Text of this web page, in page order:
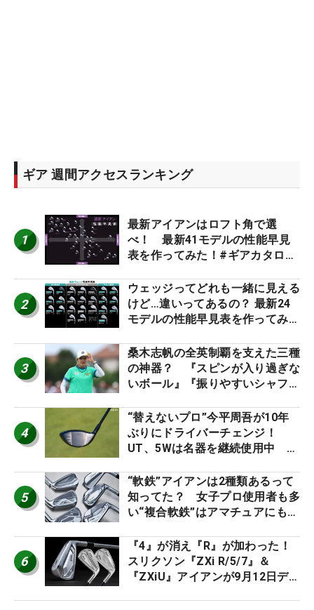
ギア 週間アクセスランキング
1
最新アイアンはロフト角で選
べ！ 最新41モデルの性能早見
表を作ってみた！#ギアカタログ
2
ウェッジってどれも一緒に見える
けど…違いってあるの？ 最新24
モデルの性能早見表を作ってみ
3
桑木志帆の全英制覇を支えた三種
の神器？ 『スピンが入り過ぎな
いボール』『振りやすいシャフ
ー』 #女子プロセッティング
4
“替えないプロ”今平周吾が10年
ぶりにドライバーチェンジ！
UT、5Wは名器を継続使用中 #
5
“軟鉄”アイアンは2種類あるって
知ってた？ 女子プロ使用者も多
い“複合軟鉄”はアマチュアにもオ
6
『4』が消え『R』が加わった！
スリクソン『ZXi R/5/7』＆
『ZXiU』アイアンが9月12日デ